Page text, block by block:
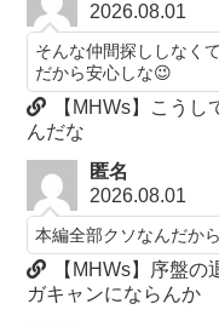
2026.08.01
そんな仲間探ししなく
だから安心しな😉
【MHWs】こう
んだな
匿名
2026.08.01
本編全部クソなんだか
【MHWs】序盤
ガキャンにならんか